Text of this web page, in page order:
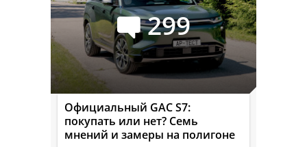
299
Официальный GAC S7:
покупать или нет? Семь
мнений и замеры на полигоне